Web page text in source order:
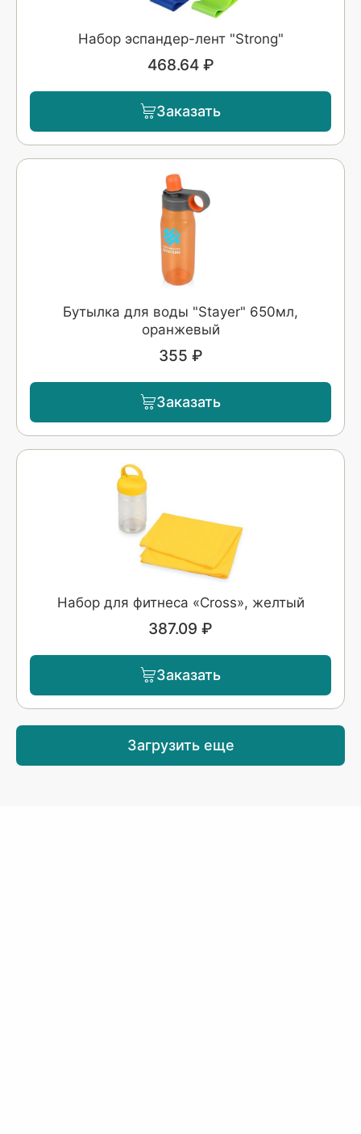
Набор эспандер-лент "Strong"
468.64 ₽
Заказать
Бутылка для воды "Stayer" 650мл,
оранжевый
355 ₽
Заказать
Набор для фитнеса «Cross», желтый
387.09 ₽
Заказать
Загрузить еще